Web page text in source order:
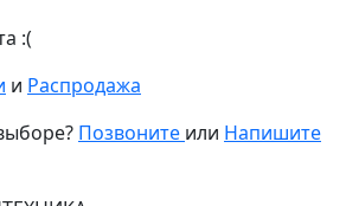
:(
и Распродажа
Позвоните или Напишите